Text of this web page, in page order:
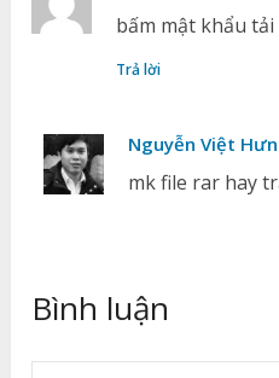
bấm mật khẩu
Trả lời
Nguyễn Việt
mk file rar hay
Bình luận